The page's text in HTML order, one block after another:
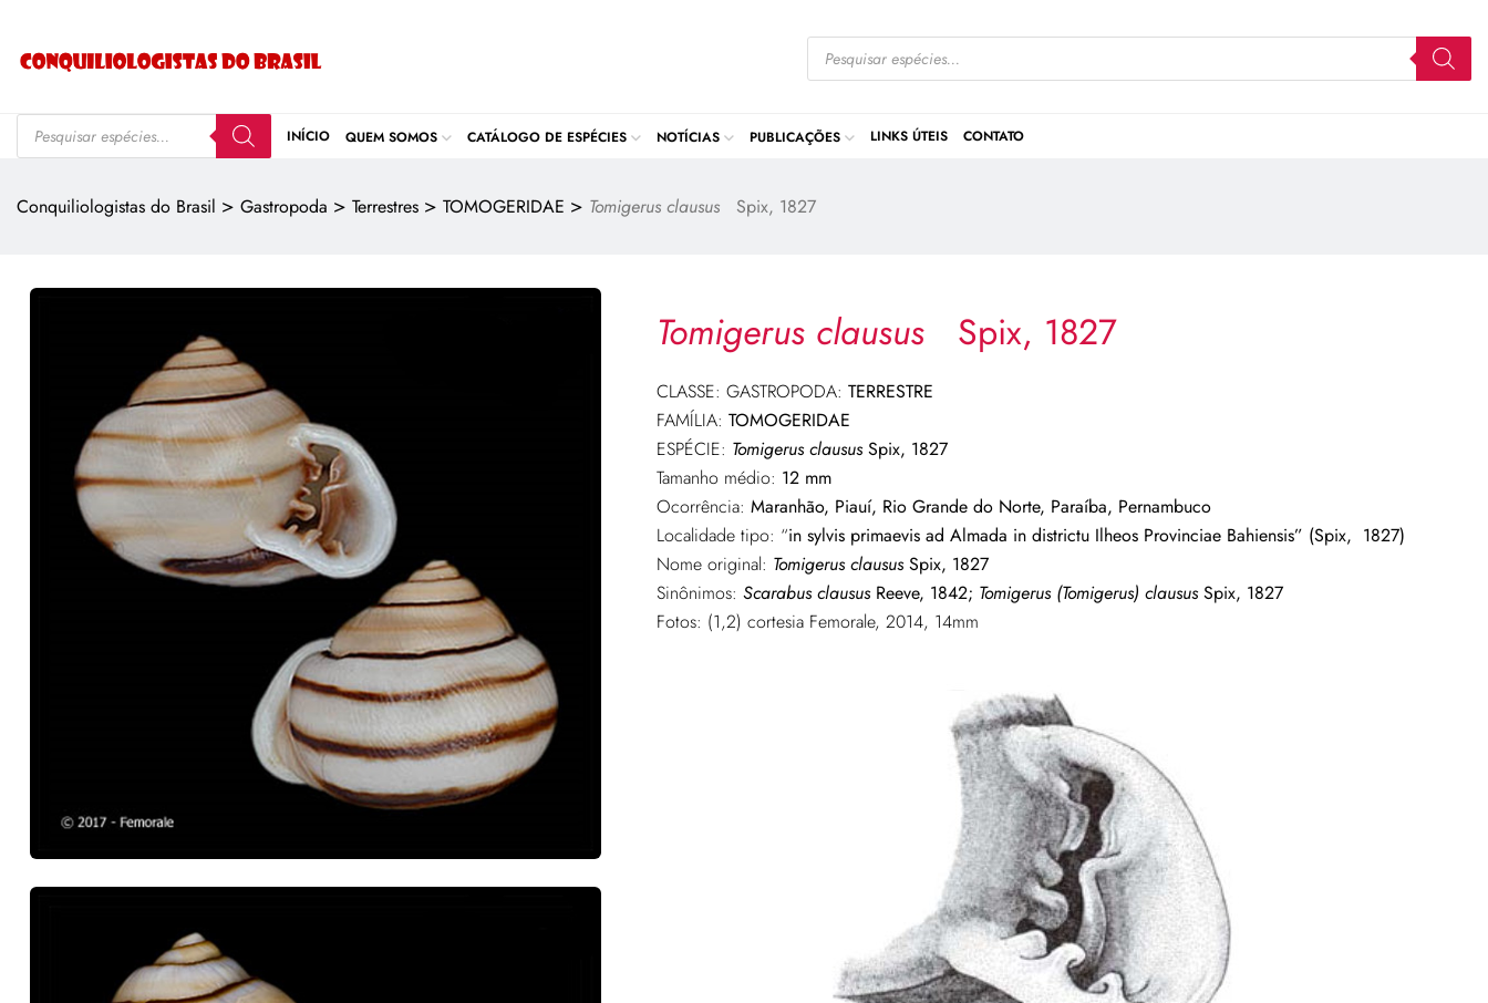
INÍCIO QUEM SOMOS CATÁLOGO DE ESPÉCIES NOTÍCIAS PUBLICAÇÕES LINKS ÚTEIS CONTATO
Conquiliologistas do Brasil > Gastropoda > Terrestres > TOMOGERIDAE > Tomigerus clausus Spix, 1827
Tomigerus clausus Spix, 1827
CLASSE: GASTROPODA: TERRESTRE
FAMÍLIA: TOMOGERIDAE
ESPÉCIE: Tomigerus claususSpix, 1827
Tamanho médio: 12 mm
Ocorrência: Maranhão, Piauí, Rio Grande do Norte, Paraíba, Pernambuco
Localidade tipo: “in sylvis primaevis ad Almada in districtu Ilheos Provinciae Bahiensis” (Spix, 1827)
Nome original: Tomigerus claususSpix, 1827
Sinônimos: Scarabus claususReeve, 1842; Tomigerus (Tomigerus) claususSpix, 1827
Fotos: (1,2) cortesia Femorale, 2014, 14mm